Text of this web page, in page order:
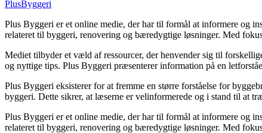
PlusByggeri
Plus Byggeri er et online medie, der har til formål at informere og
relateret til byggeri, renovering og bæredygtige løsninger. Med
Mediet tilbyder et væld af ressourcer, der henvender sig til
og nyttige tips. Plus Byggeri præsenterer information på en
Plus Byggeri eksisterer for at fremme en større forståelse for
byggeri. Dette sikrer, at læserne er velinformerede og i stand til at
Plus Byggeri er et online medie, der har til formål at informere og
relateret til byggeri, renovering og bæredygtige løsninger. Med